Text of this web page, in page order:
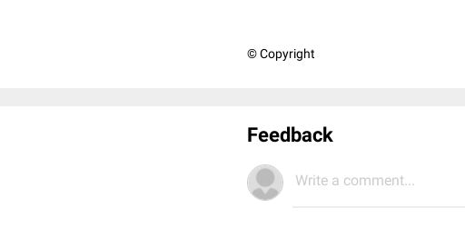
© Copyright
Feedback
Write a comment...